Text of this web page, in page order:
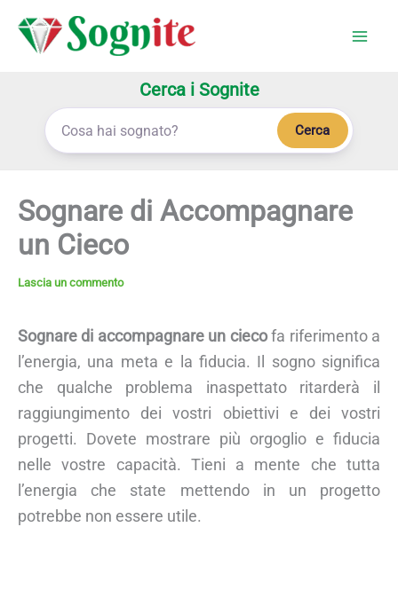
Cerca i Sognite
Cerca
Sognare di Accompagnare
un Cieco
Lascia un commento
Sognare di accompagnare un ciecofa riferimento a
l’energia, una meta e la fiducia. Il sogno significa
che qualche problema inaspettato ritarderà il
raggiungimento dei vostri obiettivi e dei vostri
progetti. Dovete mostrare più orgoglio e fiducia
nelle vostre capacità. Tieni a mente che tutta
l’energia che state mettendo in un progetto
potrebbe non essere utile.